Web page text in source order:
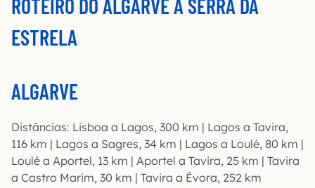
ROTEIRO DO ALGARVE À SERRA DA
ESTRELA
ALGARVE
Distâncias: Lisboa a Lagos, 300 km | Lagos a Tavira,
116 km | Lagos a Sagres, 34 km | Lagos a Loulé, 80 km |
Loulé a Aportel, 13 km | Aportel a Tavira, 25 km | Tavira
a Castro Marim, 30 km | Tavira a Évora, 252 km